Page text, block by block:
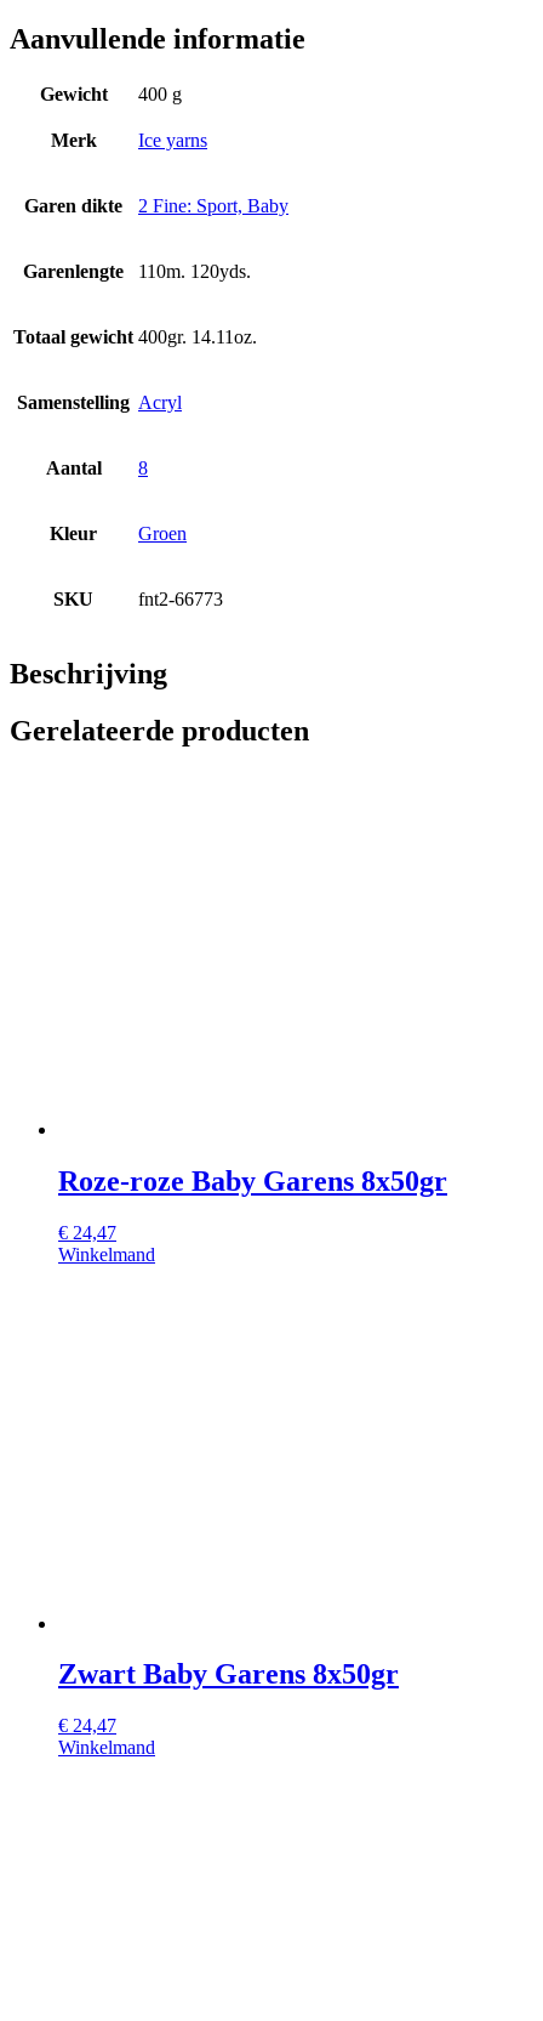
Aanvullende informatie
Gewicht 400 g
Merk Ice yarns
Garen dikte 2 Fine: Sport, Baby
Garenlengte 110m. 120yds.
Totaal gewicht 400gr. 14.11oz.
Samenstelling Acryl
Aantal 8
Kleur Groen
SKU fnt2-66773
Beschrijving
Gerelateerde producten
Roze-roze Baby Garens 8x50gr
€ 24,47
Winkelmand
Zwart Baby Garens 8x50gr
€ 24,47
Winkelmand